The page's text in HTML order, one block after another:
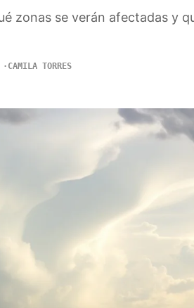
zonas se verán afectadas y
CAMILA TORRES